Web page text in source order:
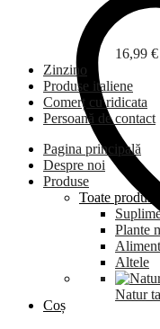
Coș
16,99 €
Zinzino
Produse italiene
Comerț cu ridicata
Persoană de contact
Pagina principală
Despre noi
Produse
Toate
Plante
Altele
Natur